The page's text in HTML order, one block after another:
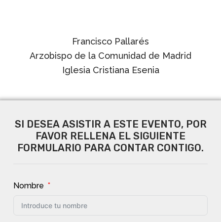
Francisco Pallarés
Arzobispo de la Comunidad de Madrid
Iglesia Cristiana Esenia
SI DESEA ASISTIR A ESTE EVENTO, POR
FAVOR RELLENA EL SIGUIENTE
FORMULARIO PARA CONTAR CONTIGO.
Nombre